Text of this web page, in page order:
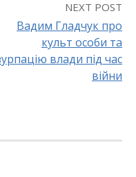
NEXT POST
Вадим Гладчук про
культ особи та
влади під час
війни